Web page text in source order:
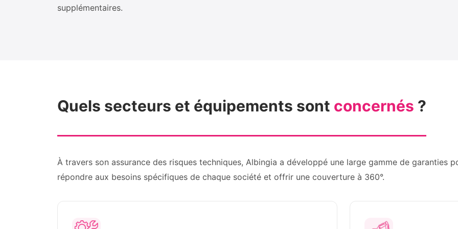
supplémentaires.
Quels secteurs et équipements sont concernés ?
À travers son assurance des risques techniques, Albingia a développé une large gamme de garanties
répondre aux besoins spécifiques de chaque société et offrir une couverture à 360°.